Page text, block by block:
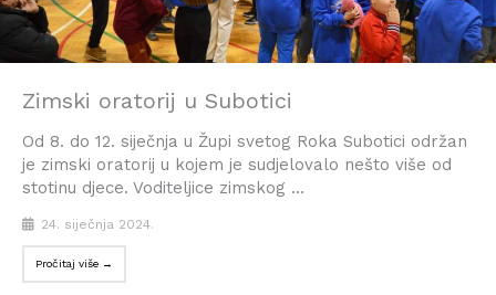
Zimski oratorij u Subotici
Od 8. do 12. siječnja u Župi svetog Roka Subotici održan
je zimski oratorij u kojem je sudjelovalo nešto više od
stotinu djece. Voditeljice zimskog ...
24. siječnja 2024.
Pročitaj više →